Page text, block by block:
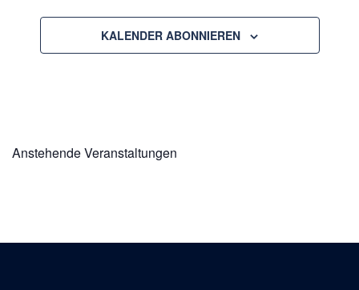
KALENDER ABONNIEREN
Anstehende Veranstaltungen